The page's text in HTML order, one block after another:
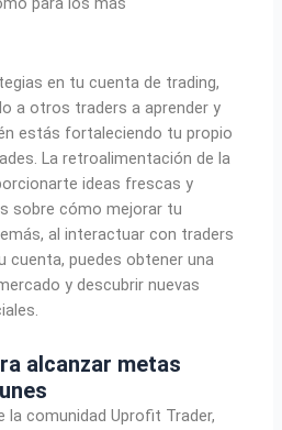
en tu cuenta de trading,
a otros traders a aprender y
estás fortaleciendo tu propio
La retroalimentación de la
ideas frescas y
sobre cómo mejorar tu
al interactuar con traders
cuenta, puedes obtener una
y descubrir nuevas
alcanzar metas
la comunidad Uprofit Trader,